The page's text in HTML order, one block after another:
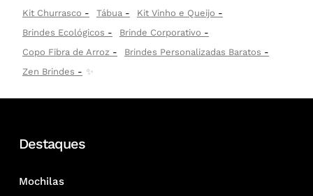
Kit Churrasco
Tábua
Kit Vinho e Queijo
Brindes Ecológicos
Brinde Corporativo
Copo Fibra de Arroz
Brindes Personalizadas Baratos
Zen Brindes
✨
Destaques
Mochilas